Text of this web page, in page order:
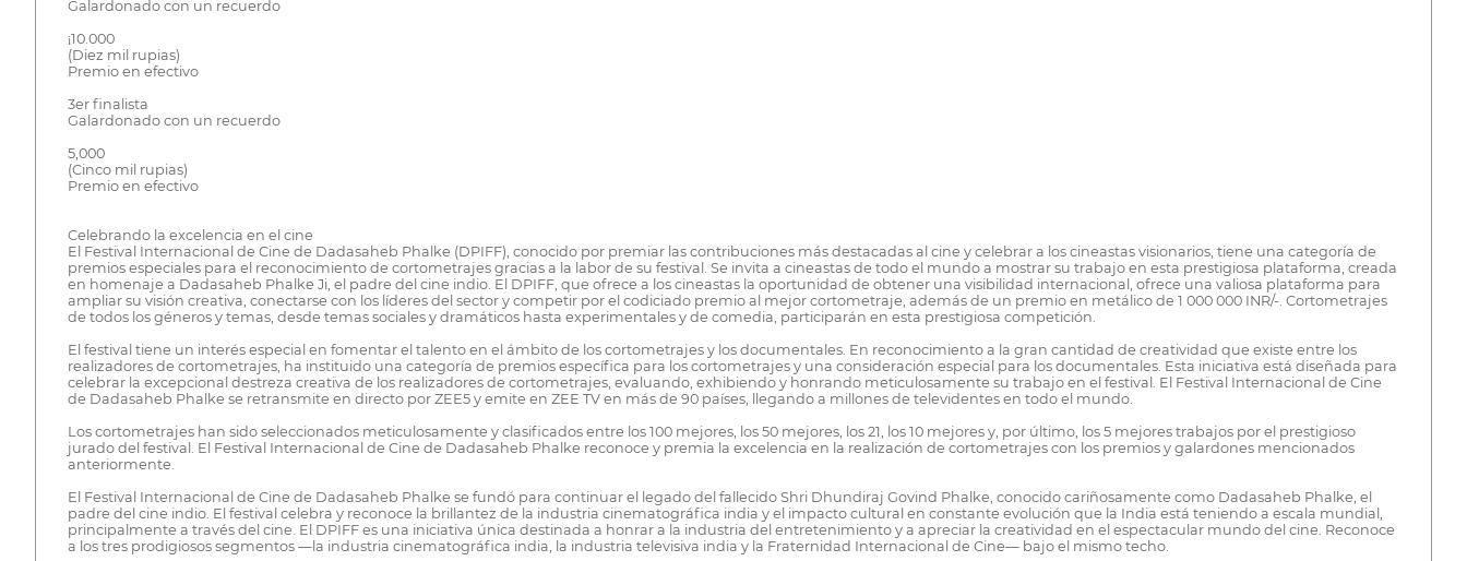
Galardonado con un recuerdo
¡10.000
(Diez mil rupias)
Premio en efectivo
3er finalista
Galardonado con un recuerdo
5,000
(Cinco mil rupias)
Premio en efectivo
Celebrando la excelencia en el cine
El Festival Internacional de Cine de Dadasaheb Phalke (DPIFF), conocido por premiar las contribuciones más destacadas al cine y celebrar a los cineastas visionarios, tiene una categoría de
premios especiales para el reconocimiento de cortometrajes gracias a la labor de su festival. Se invita a cineastas de todo el mundo a mostrar su trabajo en esta prestigiosa plataforma, creada
en homenaje a Dadasaheb Phalke Ji, el padre del cine indio. El DPIFF, que ofrece a los cineastas la oportunidad de obtener una visibilidad internacional, ofrece una valiosa plataforma para
ampliar su visión creativa, conectarse con los líderes del sector y competir por el codiciado premio al mejor cortometraje, además de un premio en metálico de 1 000 000 INR/-. Cortometrajes
de todos los géneros y temas, desde temas sociales y dramáticos hasta experimentales y de comedia, participarán en esta prestigiosa competición.
El festival tiene un interés especial en fomentar el talento en el ámbito de los cortometrajes y los documentales. En reconocimiento a la gran cantidad de creatividad que existe entre los
realizadores de cortometrajes, ha instituido una categoría de premios específica para los cortometrajes y una consideración especial para los documentales. Esta iniciativa está diseñada para
celebrar la excepcional destreza creativa de los realizadores de cortometrajes, evaluando, exhibiendo y honrando meticulosamente su trabajo en el festival. El Festival Internacional de Cine
de Dadasaheb Phalke se retransmite en directo por ZEE5 y emite en ZEE TV en más de 90 países, llegando a millones de televidentes en todo el mundo.
Los cortometrajes han sido seleccionados meticulosamente y clasificados entre los 100 mejores, los 50 mejores, los 21, los 10 mejores y, por último, los 5 mejores trabajos por el prestigioso
jurado del festival. El Festival Internacional de Cine de Dadasaheb Phalke reconoce y premia la excelencia en la realización de cortometrajes con los premios y galardones mencionados
anteriormente.
El Festival Internacional de Cine de Dadasaheb Phalke se fundó para continuar el legado del fallecido Shri Dhundiraj Govind Phalke, conocido cariñosamente como Dadasaheb Phalke, el
padre del cine indio. El festival celebra y reconoce la brillantez de la industria cinematográfica india y el impacto cultural en constante evolución que la India está teniendo a escala mundial,
principalmente a través del cine. El DPIFF es una iniciativa única destinada a honrar a la industria del entretenimiento y a apreciar la creatividad en el espectacular mundo del cine. Reconoce
a los tres prodigiosos segmentos —la industria cinematográfica india, la industria televisiva india y la Fraternidad Internacional de Cine— bajo el mismo techo.